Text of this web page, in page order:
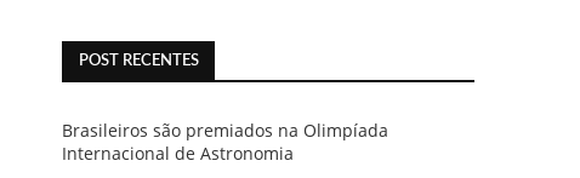
POST RECENTES
Brasileiros são premiados na Olimpíada
Internacional de Astronomia